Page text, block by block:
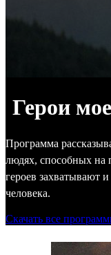
Герои
Программа
людях, способных на
героев захватывают
человека.
Скачать все